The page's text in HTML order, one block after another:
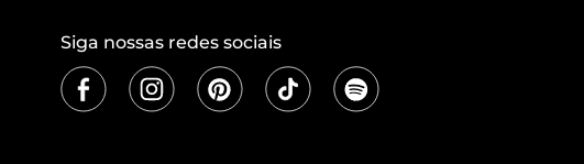
Siga nossas redes sociais